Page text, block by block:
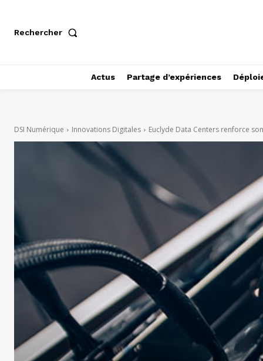
Rechercher
Actus Partage d’expériences
DSI Numérique Innovations Digitales Euclyde Data Centers renforce